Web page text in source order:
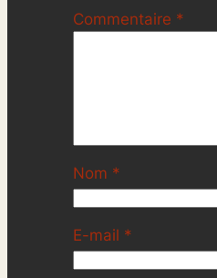
Commentaire *
Nom *
E-mail *